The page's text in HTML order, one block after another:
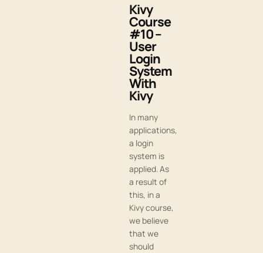
Kivy
Course
#10 –
User
Login
System
With
Kivy
In many
applications,
a login
system is
applied. As
a result of
this, in a
Kivy course,
we believe
that we
should